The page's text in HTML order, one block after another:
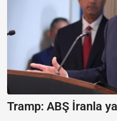
Tramp: ABŞ İranla